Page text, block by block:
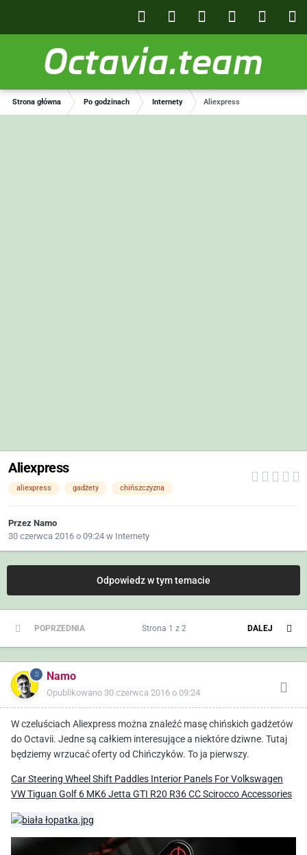
Octavia.team
Strona główna Po godzinach Internety Aliexpress
Aliexpress
aliexpress gadżety chińszczyzna
Przez Namo
30 czerwca 2016 o 09:24 w Internety
Odpowiedz w tym temacie
POPRZEDNIA DALEJ
Strona 1 z 2
Namo
Opublikowano 30 czerwca 2016 o 09:24
W czeluściach Aliexpress można znaleźć masę chińskich gadżetów
do Octavii. Jedne są całkiem interesujące a niektóre dziwne. Tutaj
będziemy wrzucać oferty od Chińczyków. To ja pierwszy.
Car Steering Wheel Shift Paddles Interior Panels For Volkswagen
VW Tiguan Golf 6 MK6 Jetta GTI R20 R36 CC Scirocco Accessories